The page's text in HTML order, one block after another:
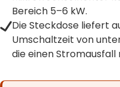
Bereich 5–6 kW.
Die Steckdose liefert
Umschaltzeit von
die einen